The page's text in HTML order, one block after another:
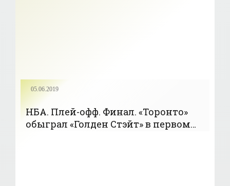
05.06.2019
НБА. Плей-офф. Финал. «Торонто»
обыграл «Голден Стэйт» в первом